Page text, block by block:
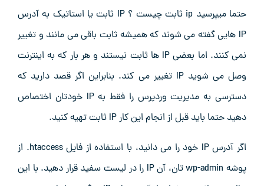
حتما میپرسید ip ثابت چیست ؟ IP ثابت یا استاتیک به آدرس
IP هایی گفته می شوند که همیشه ثابت باقی می مانند و تغییر
نمی کنند. اما بعضی IP ها ثابت نیستند و هر بار که به اینترنت
وصل می شوید IP تغییر می کند. بنابراین اگر قصد دارید که
دسترسی به مدیریت وردپرس را فقط به IP خودتان اختصاص
دهید حتما باید قبل از انجام این کار IP ثابت تهیه کنید.
اگر آدرس IP خود را می دانید، با استفاده از فایل htaccess. از
پوشه wp-admin تان، آن IP را در لیست سفید قرار دهید. با این